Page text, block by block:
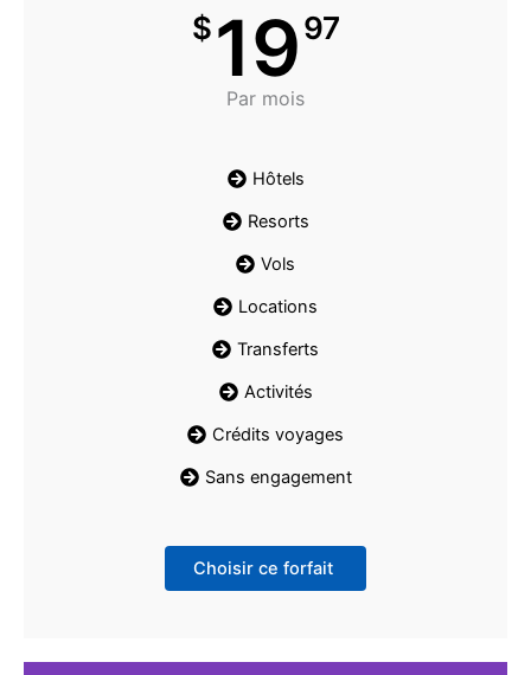
$1997
Par mois
Hôtels
Resorts
Vols
Locations
Transferts
Activités
Crédits voyages
Sans engagement
Choisir ce forfait